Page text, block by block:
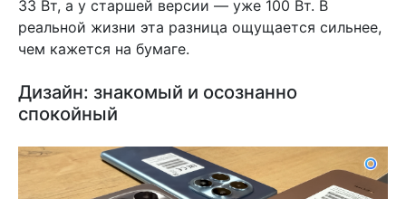
33 Вт, а у старшей версии — уже 100 Вт. В
реальной жизни эта разница ощущается сильнее,
чем кажется на бумаге.
Дизайн: знакомый и осознанно
спокойный